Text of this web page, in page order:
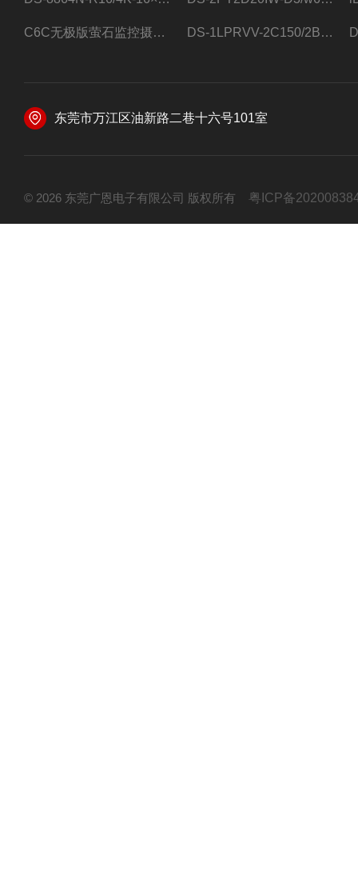
C6C无极版萤石监控摄像头 DS-1LPRVV-2C150/2B监控室外夜视高清电源线护套线200米/卷
东莞市万江区油新路二巷十六号101室
© 2026 东莞广恩电子有限公司 版权所有 粤ICP备